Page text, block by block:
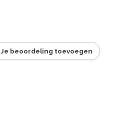
Je beoordeling toevoegen